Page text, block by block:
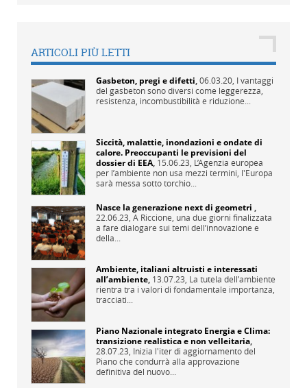
ARTICOLI PIÙ LETTI
Gasbeton, pregi e difetti,06.03.20, I vantaggi
del gasbeton sono diversi come leggerezza,
resistenza, incombustibilità e riduzione...
Siccità, malattie, inondazioni e ondate di
calore. Preoccupanti le previsioni del
dossier di EEA, 15.06.23, L’Agenzia europea
per l’ambiente non usa mezzi termini, l'Europa
sarà messa sotto torchio...
Nasce la generazione next di geometri ,
22.06.23, A Riccione, una due giorni finalizzata
a fare dialogare sui temi dell’innovazione e
della...
Ambiente, italiani altruisti e interessati
all’ambiente, 13.07.23, La tutela dell’ambiente
rientra tra i valori di fondamentale importanza,
tracciati...
Piano Nazionale integrato Energia e Clima:
transizione realistica e non velleitaria,
28.07.23, Inizia l'iter di aggiornamento del
Piano che condurrà alla approvazione
definitiva del nuovo...